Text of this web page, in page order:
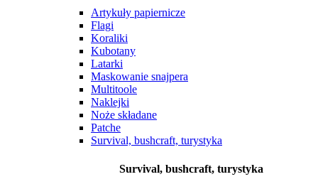
Artykuły papiernicze
Flagi
Koraliki
Kubotany
Latarki
Maskowanie snajpera
Multitoole
Naklejki
Noże składane
Patche
Survival, bushcraft, turystyka
Survival, bushcraft, turystyka